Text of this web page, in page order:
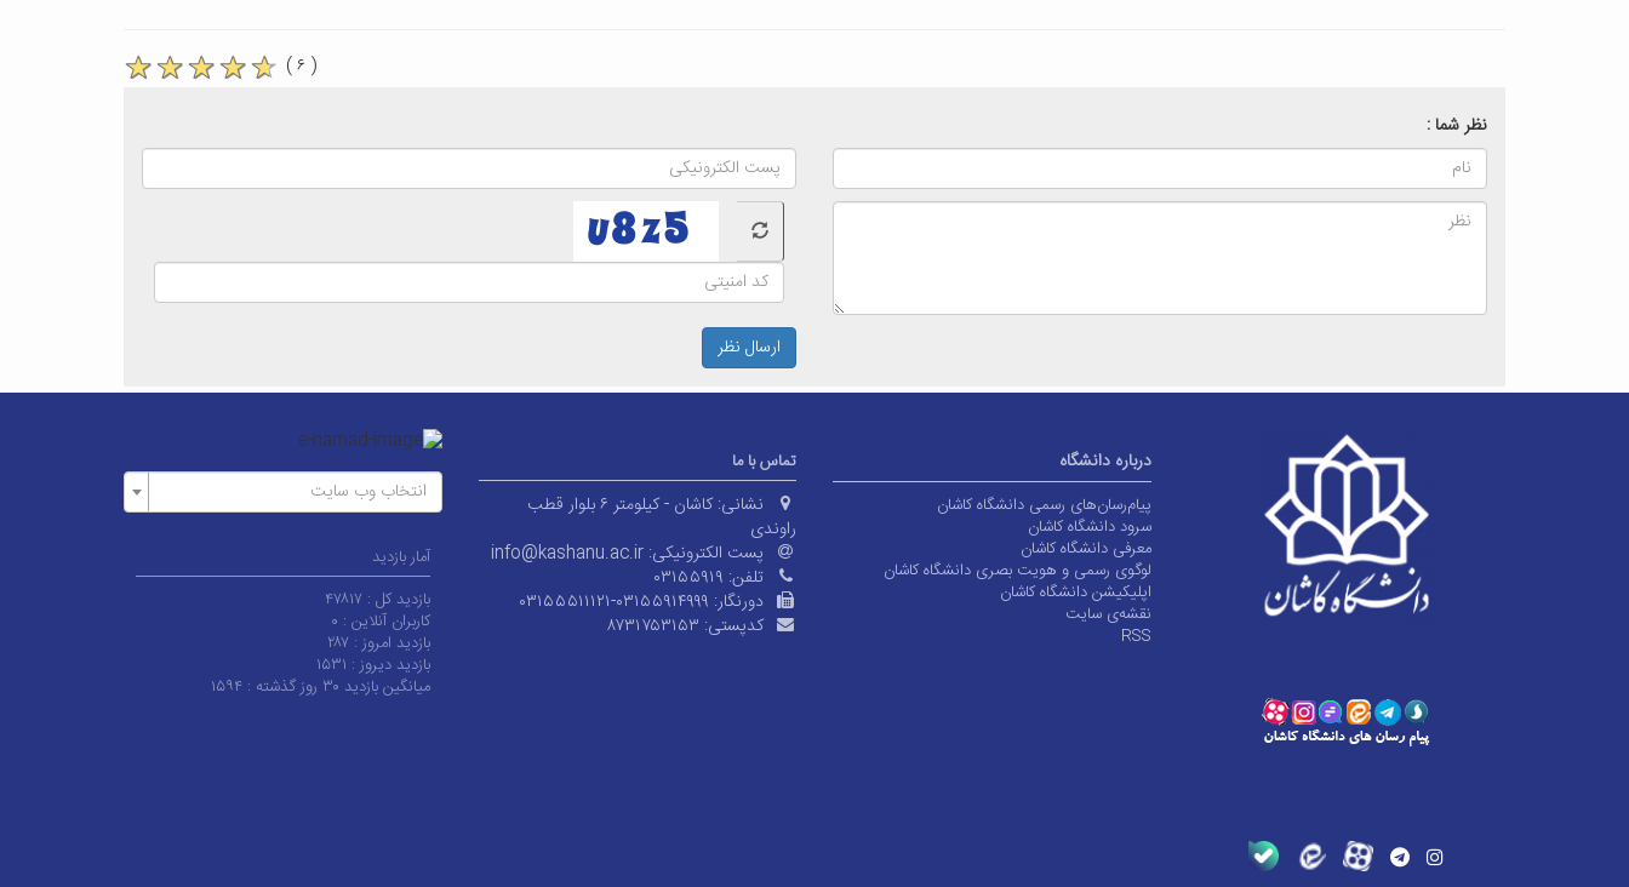
( ۶ )
نظر شما :
ارسال نظر
درباره دانشگاه
پیام‌رسان‌های رسمی دانشگاه کاشان
سرود دانشگاه کاشان
معرفی دانشگاه کاشان
لوگوی رسمی و هویت بصری دانشگاه کاشان
اپلیکیشن دانشگاه کاشان
نقشه‌ی سایت
RSS
تماس با ما
نشانی:
کاشان - کیلومتر ۶ بلوار قطب
راوندی
پست الکترونیکی: info@kashanu.ac.ir
تلفن: ۰۳۱۵۵۹۱۹
دورنگار: ۰۳۱۵۵۵۱۱۱۲۱-۰۳۱۵۵۹۱۴۹۹۹
کدپستی: ۸۷۳۱۷۵۳۱۵۳
انتخاب وب سایت
آمار بازدید
بازدید کل : ۴۷۸۱۷
کاربران آنلاین : ۰
بازدید امروز : ۲۸۷
بازدید دیروز : ۱۵۳۱
میانگین بازدید ۳۰ روز گذشته :
۱۵۹۴